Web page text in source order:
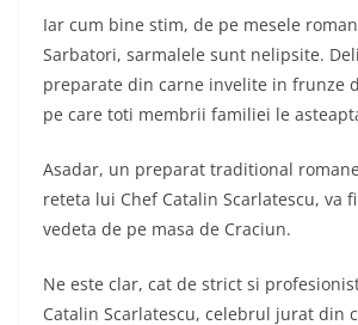
Iar cum bine stim, de pe mesele
Sarbatori, sarmalele sunt nelipsite.
preparate din carne invelite in frunze
pe care toti membrii familiei le
Asadar, un preparat traditional
reteta lui Chef Catalin Scarlatescu, va
vedeta de pe masa de Craciun.
Ne este clar, cat de strict si
Catalin Scarlatescu, celebrul jurat din